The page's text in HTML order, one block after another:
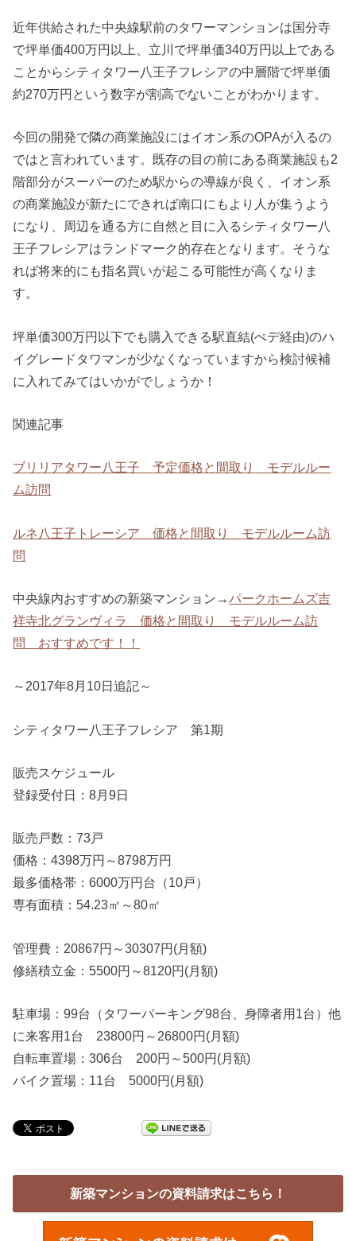
近年供給された中央線駅前のタワーマンションは国分寺
で坪単価400万円以上、立川で坪単価340万円以上である
ことからシティタワー八王子フレシアの中層階で坪単価
約270万円という数字が割高でないことがわかります。
今回の開発で隣の商業施設にはイオン系のOPAが入るの
ではと言われています。既存の目の前にある商業施設も2
階部分がスーパーのため駅からの導線が良く、イオン系
の商業施設が新たにできれば南口にもより人が集うよう
になり、周辺を通る方に自然と目に入るシティタワー八
王子フレシアはランドマーク的存在となります。そうな
れば将来的にも指名買いが起こる可能性が高くなりま
す。
坪単価300万円以下でも購入できる駅直結(ぺデ経由)のハ
イグレードタワマンが少なくなっていますから検討候補
に入れてみてはいかがでしょうか！
関連記事
ブリリアタワー八王子 予定価格と間取り モデルルー
ム訪問
ルネ八王子トレーシア 価格と間取り モデルルーム訪
問
中央線内おすすめの新築マンション→パークホームズ吉
祥寺北グランヴィラ 価格と間取り モデルルーム訪
問 おすすめです！！
～2017年8月10日追記～
シティタワー八王子フレシア 第1期
販売スケジュール
登録受付日：8月9日
販売戸数：73戸
価格：4398万円～8798万円
最多価格帯：6000万円台（10戸）
専有面積：54.23㎡～80㎡
管理費：20867円～30307円(月額)
修繕積立金：5500円～8120円(月額)
駐車場：99台（タワーパーキング98台、身障者用1台）他
に来客用1台 23800円～26800円(月額)
自転車置場：306台 200円～500円(月額)
バイク置場：11台 5000円(月額)
新築マンションの資料請求はこちら！